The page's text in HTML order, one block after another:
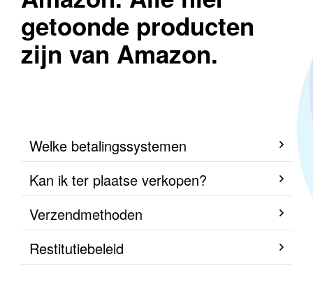
getoonde producten
zijn van Amazon.
Welke betalingssystemen
Kan ik ter plaatse verkopen?
Verzendmethoden
Restitutiebeleid